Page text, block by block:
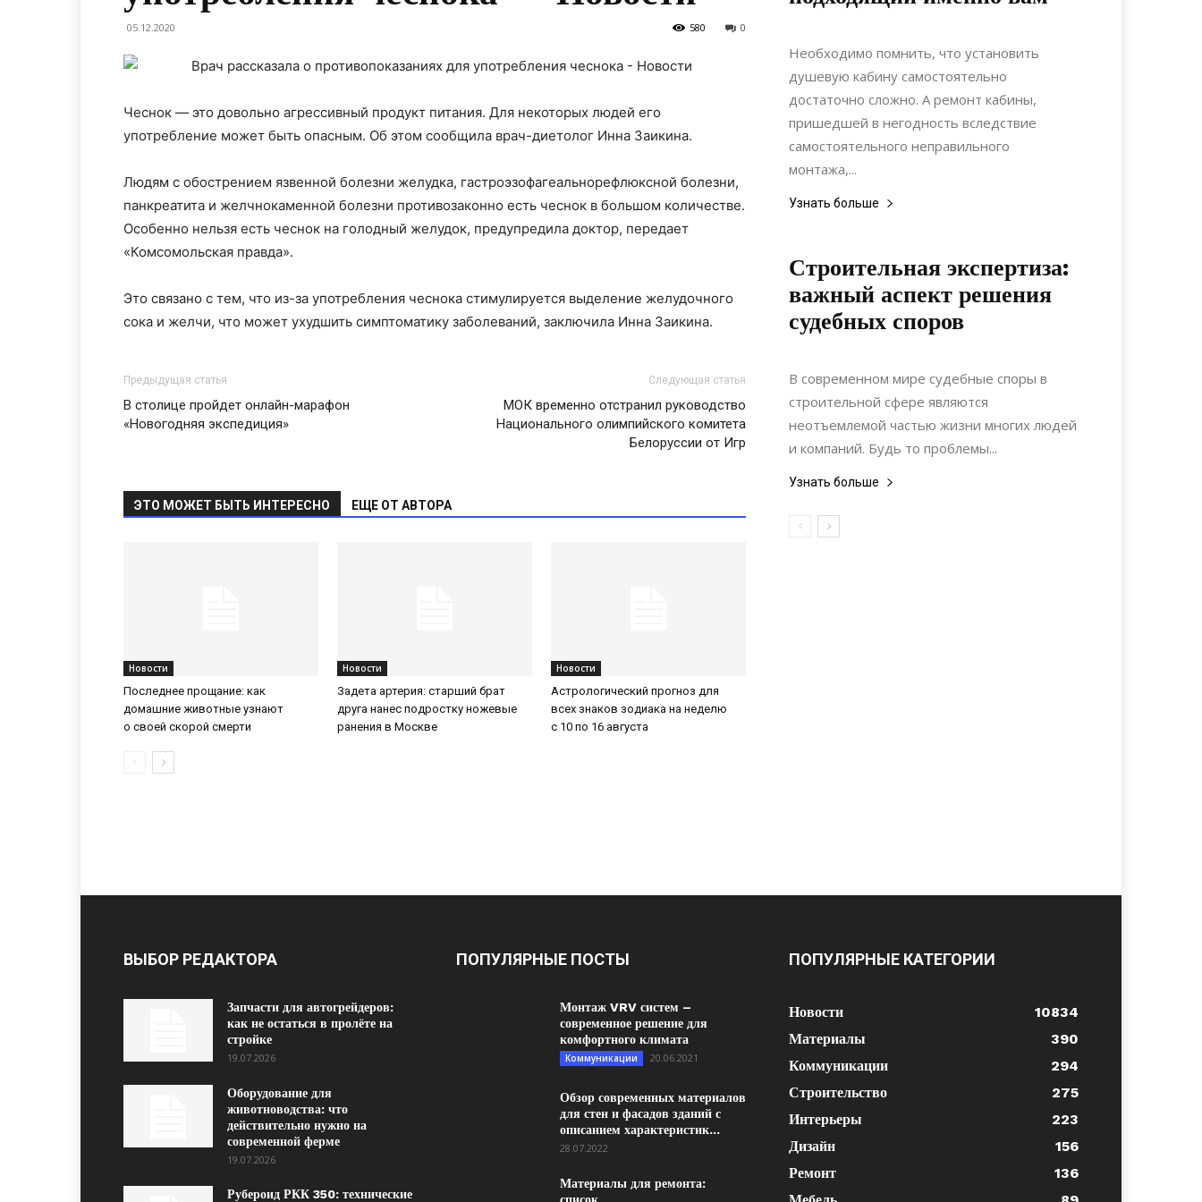
05.12.2020 0
580
Чеснок — это довольно агрессивный продукт питания. Для некоторых людей его
употребление может быть опасным. Об этом сообщила врач-диетолог Инна Заикина.
Людям с обострением язвенной болезни желудка, гастроэзофагеальнорефлюксной болезни,
панкреатита и желчнокаменной болезни противозаконно есть чеснок в большом количестве.
Особенно нельзя есть чеснок на голодный желудок, предупредила доктор, передает
«Комсомольская правда».
Это связано с тем, что из-за употребления чеснока стимулируется выделение желудочного
сока и желчи, что может ухудшить симптоматику заболеваний, заключила Инна Заикина.
Предыдущая статья
В столице пройдет онлайн-марафон
«Новогодняя экспедиция»
Следующая статья
МОК временно отстранил руководство
Национального олимпийского комитета
Белоруссии от Игр
ЭТО МОЖЕТ БЫТЬ ИНТЕРЕСНО ЕЩЕ ОТ АВТОРА
Новости
Последнее прощание: как
домашние животные узнают
о своей скорой смерти
Новости
Задета артерия: старший брат
друга нанес подростку ножевые
ранения в Москве
Новости
Астрологический прогноз для
всех знаков зодиака на неделю
с 10 по 16 августа
05.08.2017
Необходимо помнить, что установить
душевую кабину самостоятельно
достаточно сложно. А ремонт кабины,
пришедшей в негодность вследствие
самостоятельного неправильного
монтажа,...
Узнать больше
Строительная экспертиза:
важный аспект решения
судебных споров
22.11.2021
В современном мире судебные споры в
строительной сфере являются
неотъемлемой частью жизни многих людей
и компаний. Будь то проблемы...
Узнать больше
ВЫБОР РЕДАКТОРА
Запчасти для автогрейдеров:
как не остаться в пролёте на
стройке
19.07.2026
Оборудование для
животноводства: что
действительно нужно на
современной ферме
19.07.2026
Рубероид РКК 350: технические
ПОПУЛЯРНЫЕ ПОСТЫ
Монтаж VRV систем –
современное решение для
комфортного климата
Коммуникации 20.06.2021
Обзор современных материалов
для стен и фасадов зданий с
описанием характеристик...
28.07.2022
Материалы для ремонта:
ПОПУЛЯРНЫЕ КАТЕГОРИИ
Новости
10834
Материалы
390
Коммуникации
294
Строительство
275
Интерьеры
223
Дизайн
156
Ремонт
136